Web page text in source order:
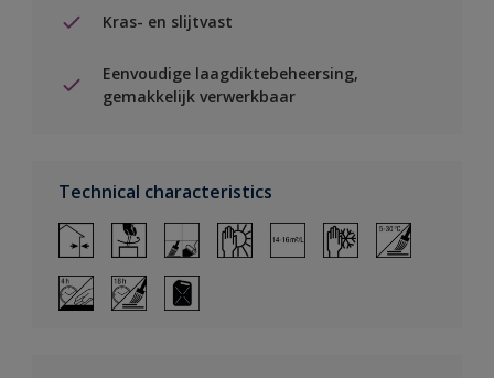
Kras- en slijtvast
Eenvoudige laagdiktebeheersing,
gemakkelijk verwerkbaar
Technical characteristics